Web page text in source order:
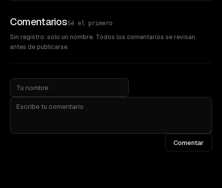
ComentariosSé el primero
Sin registro: solo un nombre. Todos los comentarios se revisan
antes de publicarse.
Comentar